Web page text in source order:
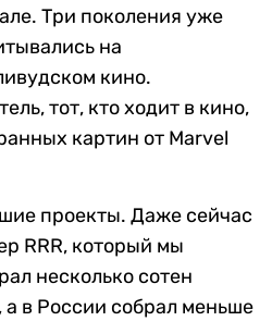
Три поколения уже
на
кино.
тот, кто ходит в кино,
картин от Marvel
проекты. Даже сейчас
RRR, который мы
несколько сотен
в России собрал меньше